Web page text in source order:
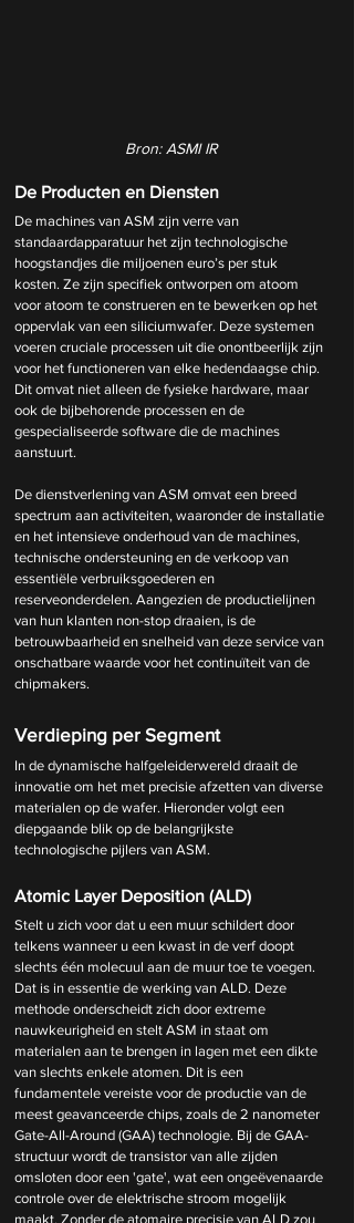
Bron: ASMI IR
De Producten en Diensten
De machines van ASM zijn verre van
standaardapparatuur het zijn technologische
hoogstandjes die miljoenen euro’s per stuk
kosten. Ze zijn specifiek ontworpen om atoom
voor atoom te construeren en te bewerken op het
oppervlak van een siliciumwafer. Deze systemen
voeren cruciale processen uit die onontbeerlijk zijn
voor het functioneren van elke hedendaagse chip.
Dit omvat niet alleen de fysieke hardware, maar
ook de bijbehorende processen en de
gespecialiseerde software die de machines
aanstuurt.
De dienstverlening van ASM omvat een breed
spectrum aan activiteiten, waaronder de installatie
en het intensieve onderhoud van de machines,
technische ondersteuning en de verkoop van
essentiële verbruiksgoederen en
reserveonderdelen. Aangezien de productielijnen
van hun klanten non-stop draaien, is de
betrouwbaarheid en snelheid van deze service van
onschatbare waarde voor het continuïteit van de
chipmakers.
Verdieping per Segment
In de dynamische halfgeleiderwereld draait de
innovatie om het met precisie afzetten van diverse
materialen op de wafer. Hieronder volgt een
diepgaande blik op de belangrijkste
technologische pijlers van ASM.
Atomic Layer Deposition (ALD)
Stelt u zich voor dat u een muur schildert door
telkens wanneer u een kwast in de verf doopt
slechts één molecuul aan de muur toe te voegen.
Dat is in essentie de werking van ALD. Deze
methode onderscheidt zich door extreme
nauwkeurigheid en stelt ASM in staat om
materialen aan te brengen in lagen met een dikte
van slechts enkele atomen. Dit is een
fundamentele vereiste voor de productie van de
meest geavanceerde chips, zoals de 2 nanometer
Gate-All-Around (GAA) technologie. Bij de GAA-
structuur wordt de transistor van alle zijden
omsloten door een 'gate', wat een ongeëvenaarde
controle over de elektrische stroom mogelijk
maakt. Zonder de atomaire precisie van ALD zou